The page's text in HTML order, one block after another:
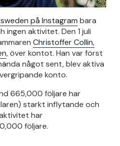
på Instagram bara
ingen aktivitet. Den 1 juli
Christoffer Collin,
, över kontot. Han var först
något sent, blev aktiva
konto.
665,000 följare har
starkt inflytande och
har
följare.